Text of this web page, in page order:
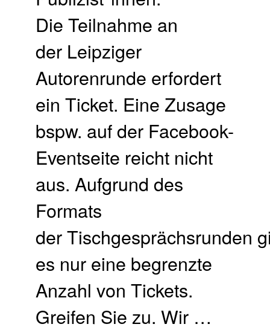
Die Teilnahme an
der Leipziger
Autorenrunde erfordert
ein Ticket. Eine Zusage
bspw. auf der Facebook-
Eventseite reicht nicht
aus. Aufgrund des
Formats
der Tischgesprächsrunden
es nur eine begrenzte
Anzahl von Tickets.
Greifen Sie zu. Wir …